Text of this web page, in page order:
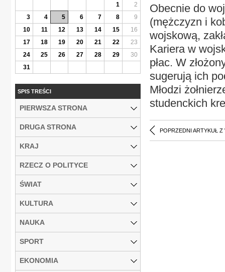
Obecnie do
(mężczyzn i
wojskową,
Kariera w
płac. W
sugerują ich
Młodzi
studenckich
POPRZEDNI ARTYKUŁ Z
1
2
3
4 5 6 7 8
9
10
11 12 13 14 15
16
17
18 19 20 21 22
23
24
25 26 27 28 29
30
31
SPIS TREŚCI
PIERWSZA STRONA
DRUGA STRONA
KRAJ
RZECZ O POLITYCE
ŚWIAT
KULTURA
NAUKA
SPORT
EKONOMIA